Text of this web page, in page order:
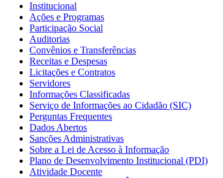
Institucional
Ações e Programas
Participação Social
Auditorias
Convênios e Transferências
Receitas e Despesas
Licitações e Contratos
Servidores
Informações Classificadas
Serviço de Informações ao Cidadão (SIC)
Perguntas Frequentes
Dados Abertos
Sanções Administrativas
Sobre a Lei de Acesso à Informação
Plano de Desenvolvimento Institucional (PDI)
Atividade Docente